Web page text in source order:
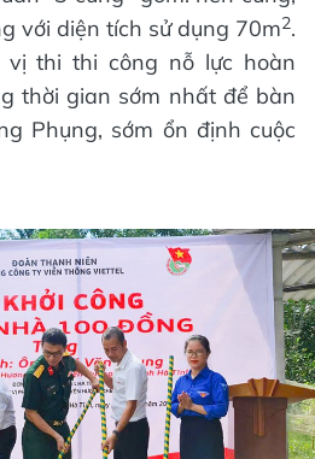
với diện tích sử dụng 70m2.
vị thi thi công nỗ lực hoàn
thời gian sớm nhất để bàn
Phụng, sớm ổn định cuộc